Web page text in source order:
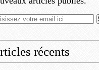
récents